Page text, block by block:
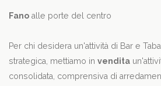
Fano alle porte del centro
Per chi desidera un'attività di Bar e
strategica, mettiamo in vendita
consolidata, comprensiva di